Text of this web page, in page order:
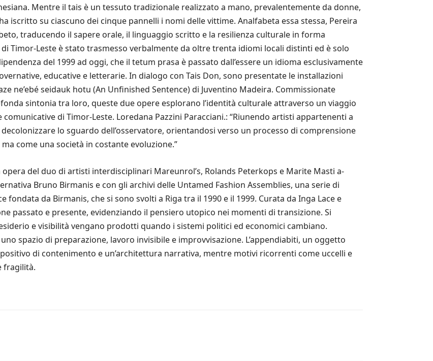
Mentre il tais è un tessuto tradizionale realizzato a mano, prevalentemente da donne,
iscritto su ciascuno dei cinque pannelli i nomi delle vittime. Analfabeta essa stessa, Pereira
traducendo il sapere orale, il linguaggio scritto e la resilienza culturale in forma
Timor-Leste è stato trasmesso verbalmente da oltre trenta idiomi locali distinti ed è solo
del 1999 ad oggi, che il tetum prasa è passato dall’essere un idioma esclusivamente
educative e letterarie. In dialogo con Tais Don, sono presentate le installazioni
ne’ebé seidauk hotu (An Unfinished Sentence) di Juventino Madeira. Commissionate
sintonia tra loro, queste due opere esplorano l’identità culturale attraverso un viaggio
di Timor-Leste. Loredana Pazzini Paracciani.: “Riunendo artisti appartenenti a
lo sguardo dell’osservatore, orientandosi verso un processo di comprensione
come una società in costante evoluzione.”
del duo di artisti interdisciplinari Mareunrol’s, Rolands Peterkops e Marite Masti a-
Bruno Birmanis e con gli archivi delle Untamed Fashion Assemblies, una serie di
da Birmanis, che si sono svolti a Riga tra il 1990 e il 1999. Curata da Inga Lace e
passato e presente, evidenziando il pensiero utopico nei momenti di transizione. Si
e visibilità vengano prodotti quando i sistemi politici ed economici cambiano.
spazio di preparazione, lavoro invisibile e improvvisazione. L’appendiabiti, un oggetto
di contenimento e un’architettura narrativa, mentre motivi ricorrenti come uccelli e
fragilità.